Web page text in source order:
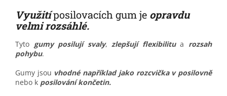
Využitíposilovacích gum je opravdu
velmi rozsáhlé.
Tyto gumy posilují svaly,zlepšují flexibilitua rozsah
pohybu.
Gumy jsou vhodné například jako rozcvička v posilovně
nebo k posilování končetin.